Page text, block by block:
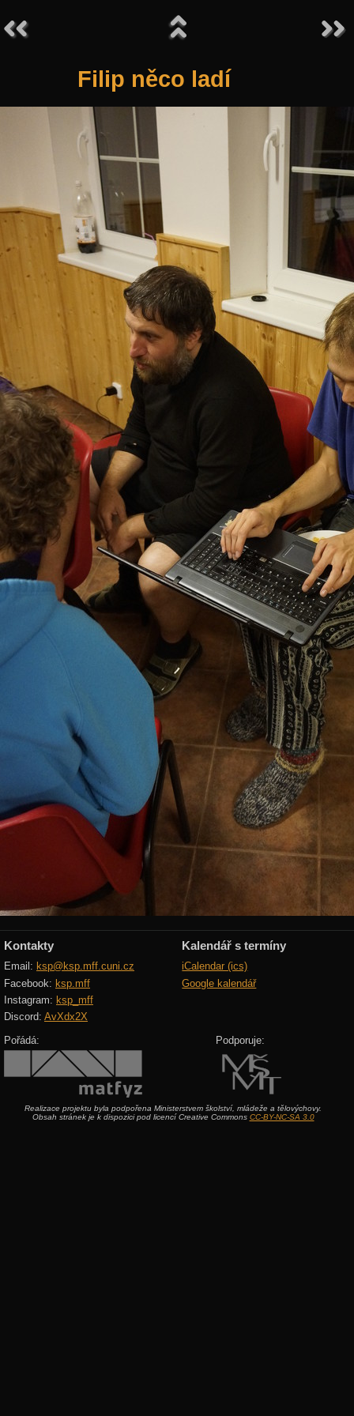
Filip něco ladí
Kontakty
Email: ksp@ksp.mff.cuni.cz
Facebook: ksp.mff
Instagram: ksp_mff
Discord: AvXdx2X
Kalendář s termíny
iCalendar (ics)
Google kalendář
Pořádá: Podporuje:
Realizace projektu byla podpořena Ministerstvem školství, mládeže a tělovýchovy.
Obsah stránek je k dispozici pod licencí Creative Commons CC-BY-NC-SA 3.0